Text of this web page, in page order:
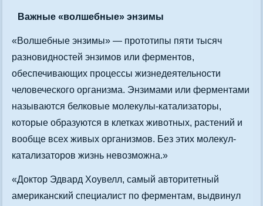
Важные «волшебные» энзимы
«Волшебные энзимы» — прототипы пяти тысяч
разновидностей энзимов или ферментов,
обеспечивающих процессы жизнедеятельности
человеческого организма. Энзимами или ферментами
называются белковые молекулы-катализаторы,
которые образуются в клетках животных, растений и
вообще всех живых организмов. Без этих молекул-
катализаторов жизнь невозможна.»
«Доктор Эдвард Хоувелл, самый авторитетный
американский специалист по ферментам, выдвинул